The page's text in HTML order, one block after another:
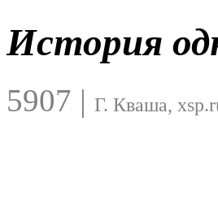
История
5907 | Г. Кваша,